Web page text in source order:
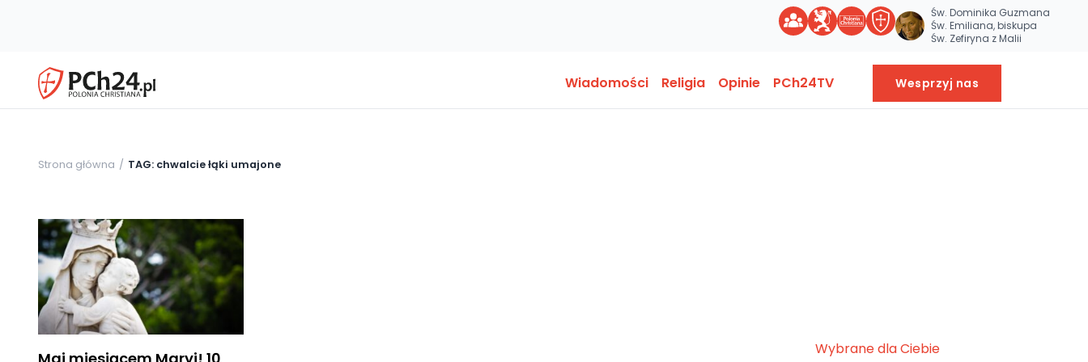
Św. Dominika Guzmana
Św. Emiliana, biskupa
Św. Zefiryna z Malii
Wiadomości Religia Opinie PCh24TV Wesprzyj nas
Strona główna TAG: chwalcie łąki umajone
Wybrane dla Ciebie